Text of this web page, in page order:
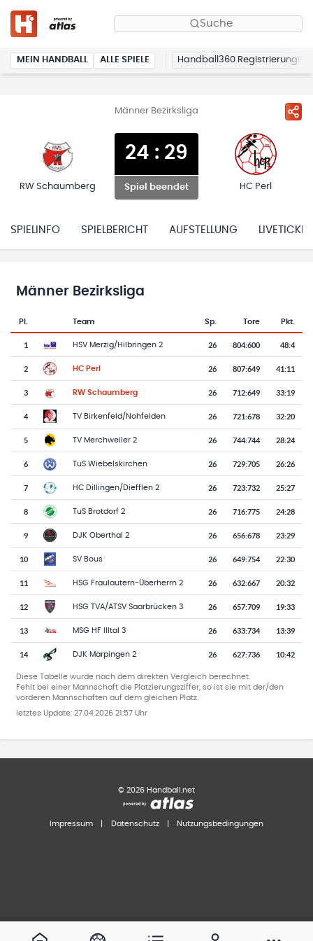
Suche
MEIN HANDBALL ALLE SPIELE Handball360 Registrierung
Männer Bezirksliga
RW Schaumberg
24 : 29
Spiel beendet HC Perl
SPIELINFO SPIELBERICHT AUFSTELLUNG LIVETICKER
Männer Bezirksliga
Tabelle mit Vereinsplatzierungen, Spielen, Toren und Punkten
Pl.
Team-Logo
Team Sp. Tore Pkt.
1 HSV Merzig/Hilbringen 2 26 804:600 48:4
2 HC Perl 26 807:649 41:11
3 RW Schaumberg 26 712:649 33:19
4 TV Birkenfeld/Nohfelden 26 721:678 32:20
5 TV Merchweiler 2 26 744:744 28:24
6 TuS Wiebelskirchen 26 729:705 26:26
7 HC Dillingen/Diefflen 2 26 723:732 25:27
8 TuS Brotdorf 2 26 716:775 24:28
9 DJK Oberthal 2 26 656:678 23:29
10 SV Bous 26 649:754 22:30
11 HSG Fraulautern-Überherrn 2 26 632:667 20:32
12 HSG TVA/ATSV Saarbrücken 3 26 657:709 19:33
13 MSG HF Illtal 3 26 633:734 13:39
14 DJK Marpingen 2 26 627:736 10:42
Diese Tabelle wurde nach dem direkten Vergleich berechnet.
Fehlt bei einer Mannschaft die Platzierungsziffer, so ist sie mit der/den
vorderen Mannschaften auf dem gleichen Platz.
letztes Update: 27.04.2026 21:57 Uhr
© 2026 Handball.net
Impressum Datenschutz Nutzungsbedingungen